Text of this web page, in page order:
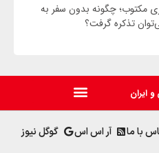
مکتوب؛ چگونه بدون سفر به
تذکره گرفت؟
ایران
با ما آر اس اس گوگل نیوز